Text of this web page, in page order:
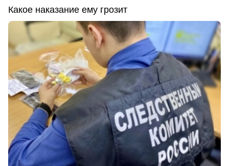
Какое наказание ему грозит